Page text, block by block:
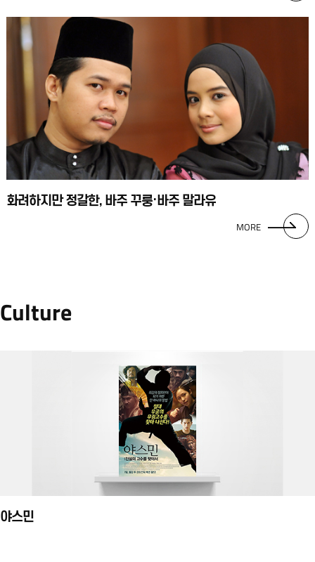
화려하지만 정갈한, 바주 꾸룽·바주 말라유
MORE
Culture
야스민